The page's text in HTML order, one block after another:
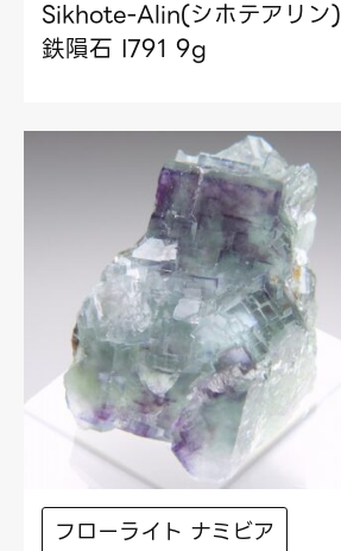
Sikhote-Alin(シホテアリン)
鉄隕石 I791 9g
フローライト ナミビア